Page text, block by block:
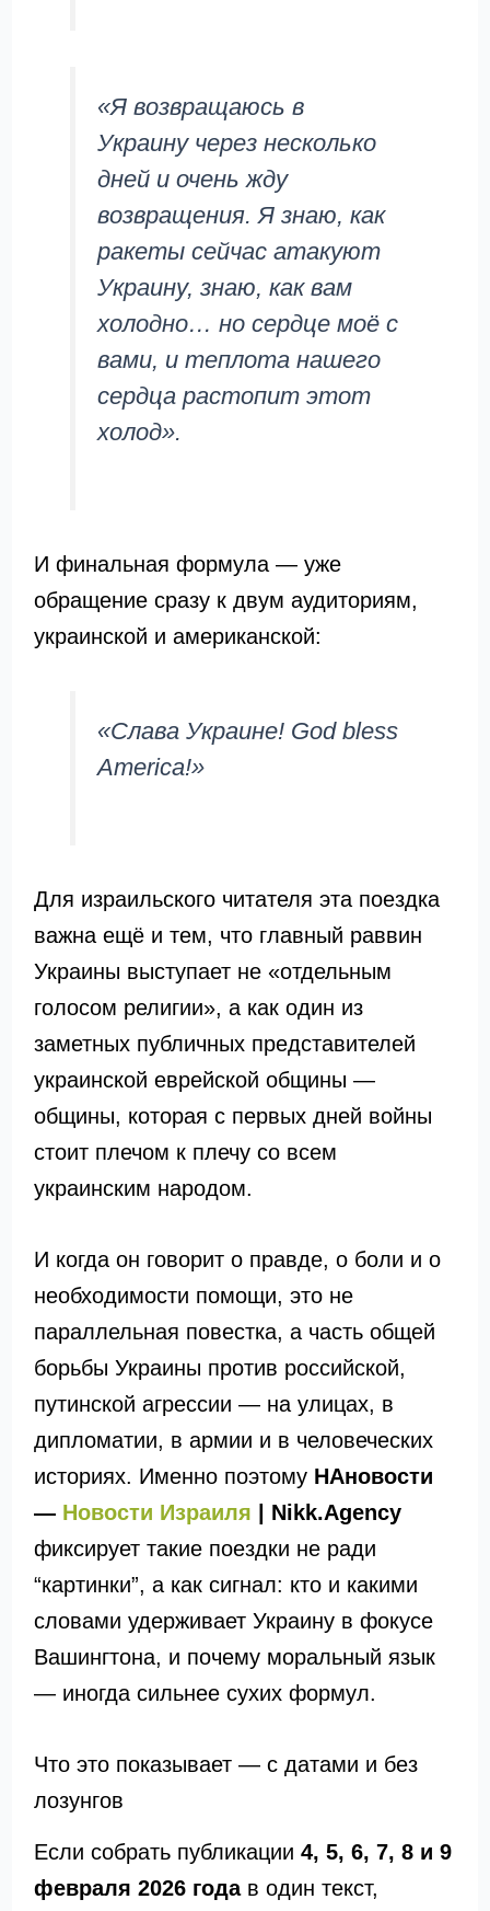
«Я возвращаюсь в
Украину через несколько
дней и очень жду
возвращения. Я знаю, как
ракеты сейчас атакуют
Украину, знаю, как вам
холодно… но сердце моё с
вами, и теплота нашего
сердца растопит этот
холод».
И финальная формула — уже
обращение сразу к двум аудиториям,
украинской и американской:
«Слава Украине! God bless
America!»
Для израильского читателя эта поездка
важна ещё и тем, что главный раввин
Украины выступает не «отдельным
голосом религии», а как один из
заметных публичных представителей
украинской еврейской общины —
общины, которая с первых дней войны
стоит плечом к плечу со всем
украинским народом.
И когда он говорит о правде, о боли и о
необходимости помощи, это не
параллельная повестка, а часть общей
борьбы Украины против российской,
путинской агрессии — на улицах, в
дипломатии, в армии и в человеческих
историях. Именно поэтому НАновости
— Новости Израиля | Nikk.Agency
фиксирует такие поездки не ради
“картинки”, а как сигнал: кто и какими
словами удерживает Украину в фокусе
Вашингтона, и почему моральный язык
— иногда сильнее сухих формул.
Что это показывает — с датами и без
лозунгов
Если собрать публикации 4, 5, 6, 7, 8 и 9
февраля 2026 годав один текст,